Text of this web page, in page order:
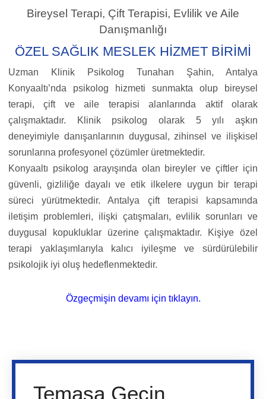
Bireysel Terapi, Çift Terapisi, Evlilik ve Aile
Danışmanlığı
ÖZEL SAĞLIK MESLEK HİZMET BİRİMİ
Uzman Klinik Psikolog Tunahan Şahin, Antalya
Konyaaltı’nda psikolog hizmeti sunmakta olup bireysel
terapi, çift ve aile terapisi alanlarında aktif olarak
çalışmaktadır. Klinik psikolog olarak 5 yılı aşkın
deneyimiyle danışanlarının duygusal, zihinsel ve ilişkisel
sorunlarına profesyonel çözümler üretmektedir.
Konyaaltı psikolog arayışında olan bireyler ve çiftler için
güvenli, gizliliğe dayalı ve etik ilkelere uygun bir terapi
süreci yürütmektedir. Antalya çift terapisi kapsamında
iletişim problemleri, ilişki çatışmaları, evlilik sorunları ve
duygusal kopukluklar üzerine çalışmaktadır. Kişiye özel
terapi yaklaşımlarıyla kalıcı iyileşme ve sürdürülebilir
psikolojik iyi oluş hedeflenmektedir.
Özgeçmişin devamı için tıklayın.
Temasa Geçin